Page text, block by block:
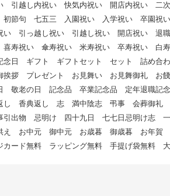
引越し内祝い 快気内祝い 開店内祝い
節句 七五三 入園祝い 入学祝い 卒園祝
い 引っ越し祝い 引越し祝い 開店祝い 退
寿祝い 傘寿祝い 米寿祝い 卒寿祝い 白
念日 ギフト ギフトセット セット 詰め
拶 プレゼント お見舞い お見舞御礼
敬老の日 記念品 卒業記念品 定年退職
し 香典返し 志 満中陰志 弔事 会葬御礼
引出物 忌明け 四十九日 七七日忌明け志
お中元 御中元 お歳暮 御歳暮 お年賀
カード無料 ラッピング無料 手提げ袋無料